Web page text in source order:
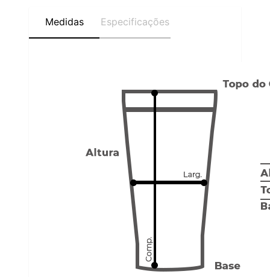
Medidas Especificações